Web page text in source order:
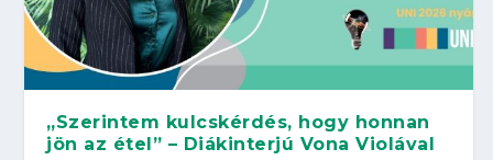
„Szerintem kulcskérdés, hogy honnan
jön az étel” – Diákinterjú Vona Violával